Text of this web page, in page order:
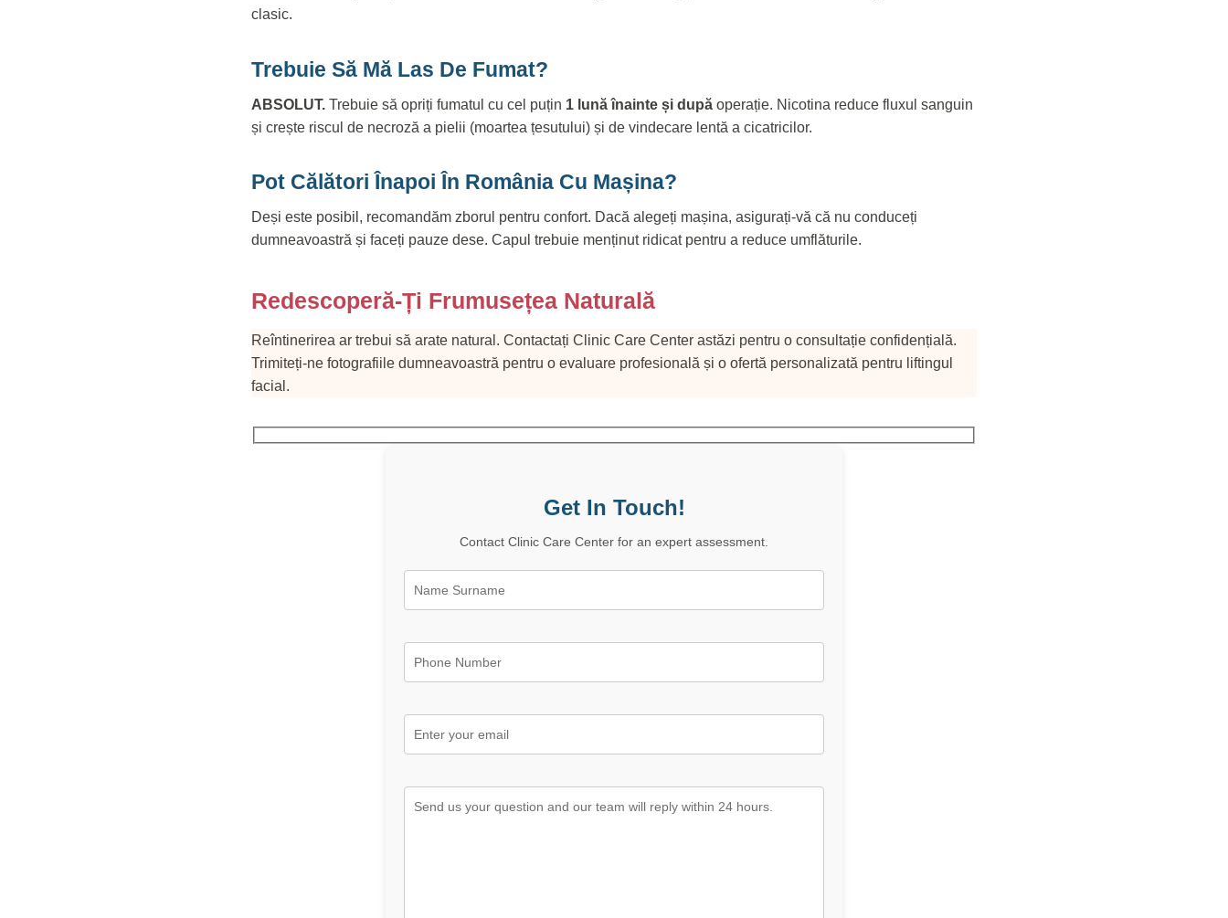
clasic.
Trebuie Să Mă Las De Fumat?
ABSOLUT. Trebuie să opriți fumatul cu cel puțin 1 lună înainte și după operație. Nicotina reduce fluxul sanguin
și crește riscul de necroză a pielii (moartea țesutului) și de vindecare lentă a cicatricilor.
Pot Călători Înapoi În România Cu Mașina?
Deși este posibil, recomandăm zborul pentru confort. Dacă alegeți mașina, asigurați-vă că nu conduceți
dumneavoastră și faceți pauze dese. Capul trebuie menținut ridicat pentru a reduce umflăturile.
Redescoperă-Ți Frumusețea Naturală
Reîntinerirea ar trebui să arate natural. Contactați Clinic Care Center astăzi pentru o consultație confidențială.
Trimiteți-ne fotografiile dumneavoastră pentru o evaluare profesională și o ofertă personalizată pentru liftingul
facial.
Get In Touch!
Contact Clinic Care Center for an expert assessment.